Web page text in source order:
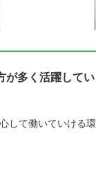
が多く活躍してい
して働いていける環